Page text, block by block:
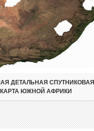
ДЕТАЛЬНАЯ СПУТНИКОВАЯ
КАРТА ЮЖНОЙ АФРИКИ